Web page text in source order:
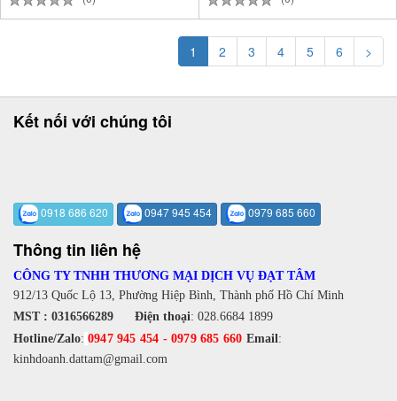
1 2 3 4 5 6 >
Kết nối với chúng tôi
0918 686 620 0947 945 454 0979 685 660
Thông tin liên hệ
CÔNG TY TNHH THƯƠNG MẠI DỊCH VỤ ĐẠT TÂM
912/13 Quốc Lộ 13, Phường Hiệp Bình, Thành phố Hồ Chí Minh
MST : 0316566289 Điện thoại: 028.6684 1899
Hotline/Zalo: 0947 945 454 -0979 685 660 Email:
kinhdoanh.dattam@gmail.com